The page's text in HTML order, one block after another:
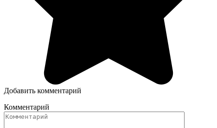
Добавить комментарий
Комментарий